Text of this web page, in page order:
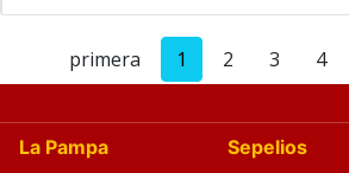
primera 1 2 3 4
La Pampa Sepelios